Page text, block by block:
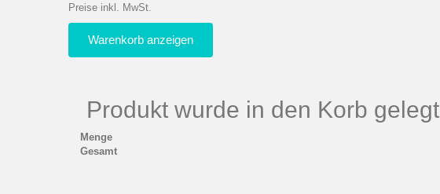
Preise inkl. MwSt.
Warenkorb anzeigen
Produkt wurde in den Korb gelegt
Menge
Gesamt